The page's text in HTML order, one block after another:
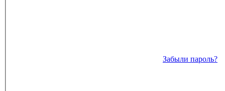
Забыли пароль?